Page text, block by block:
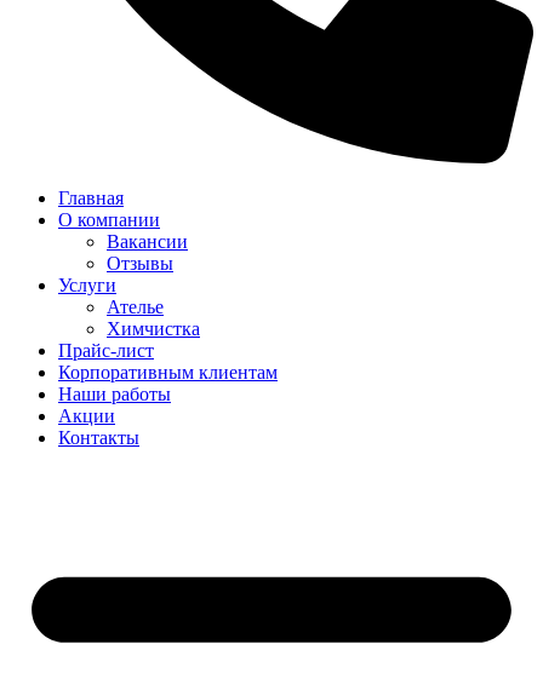
Главная
О компании
Вакансии
Отзывы
Услуги
Ателье
Химчистка
Прайс-лист
Корпоративным клиентам
Наши работы
Акции
Контакты